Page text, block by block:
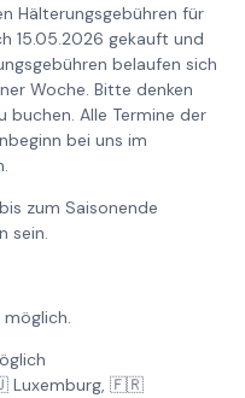
Hälterungsgebühren für
15.05.2026 gekauft und
belaufen sich
Woche. Bitte denken
buchen. Alle Termine der
bei uns im
zum Saisonende
sein.
Luxemburg, 🇫🇷